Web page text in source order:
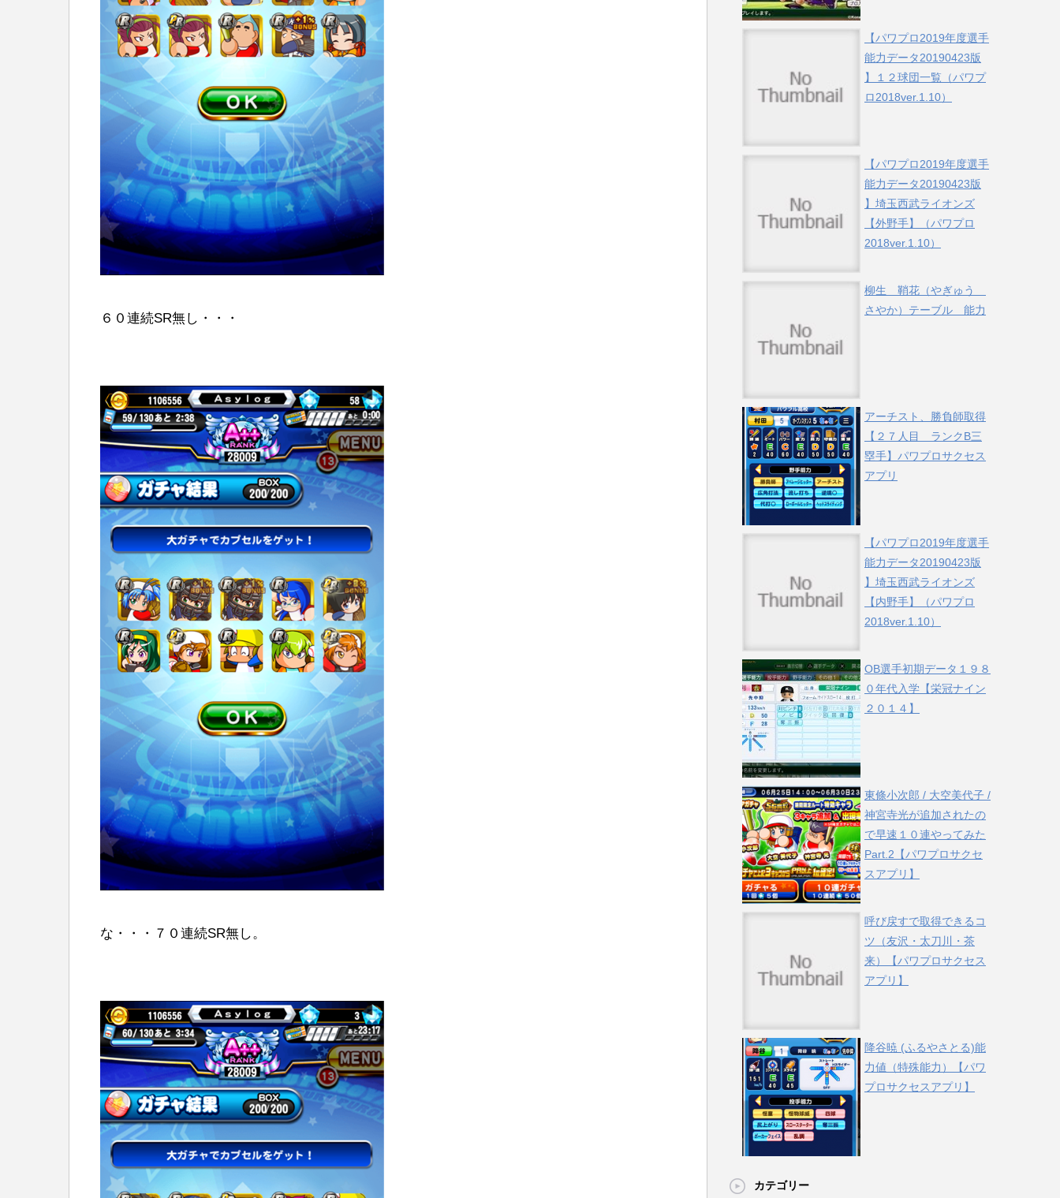
６０連続SR無し・・・
な・・・７０連続SR無し。
【パワプロ2019年度選手
能力データ20190423版
】１２球団一覧（パワプ
ロ2018ver.1.10）
【パワプロ2019年度選手
能力データ20190423版
】埼玉西武ライオンズ
【外野手】（パワプロ
2018ver.1.10）
柳生 鞘花（やぎゅう
さやか）テーブル 能力
アーチスト、勝負師取得
【２７人目 ランクB三
塁手】パワプロサクセス
アプリ
【パワプロ2019年度選手
能力データ20190423版
】埼玉西武ライオンズ
【内野手】（パワプロ
2018ver.1.10）
OB選手初期データ１９８
０年代入学【栄冠ナイン
２０１４】
東條小次郎 / 大空美代子 /
神宮寺光が追加されたの
で早速１０連やってみた
Part.2【パワプロサクセ
スアプリ】
呼び戻すで取得できるコ
ツ（友沢・太刀川・茶
来）【パワプロサクセス
アプリ】
降谷暁 (ふるやさとる)能
力値（特殊能力）【パワ
プロサクセスアプリ】
カテゴリー